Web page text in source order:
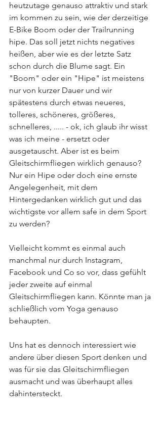
heutzutage genauso attraktiv und stark
im kommen zu sein, wie der derzeitige
E-Bike Boom oder der Trailrunning
hipe. Das soll jetzt nichts negatives
heißen, aber wie es der letzte Satz
schon durch die Blume sagt. Ein
"Boom" oder ein "Hipe" ist meistens
nur von kurzer Dauer und wir
spätestens durch etwas neueres,
tolleres, schöneres, größeres,
schnelleres, ..... - ok, ich glaub ihr wisst
was ich meine - ersetzt oder
ausgetauscht. Aber ist es beim
Gleitschirmfliegen wirklich genauso?
Nur ein Hipe oder doch eine ernste
Angelegenheit, mit dem
Hintergedanken wirklich gut und das
wichtigste vor allem safe in dem Sport
zu werden?
Vielleicht kommt es einmal auch
manchmal nur durch Instagram,
Facebook und Co so vor, dass gefühlt
jeder zweite auf einmal
Gleitschirmfliegen kann. Könnte man ja
schließlich vom Yoga genauso
behaupten.
Uns hat es dennoch interessiert wie
andere über diesen Sport denken und
was für sie das Gleitschirmfliegen
ausmacht und was überhaupt alles
dahintersteckt.